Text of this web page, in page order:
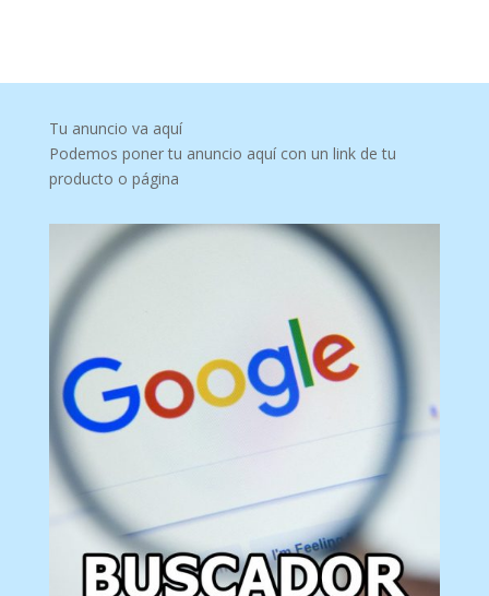
Tu anuncio va aquí
Podemos poner tu anuncio aquí con un link de tu
producto o página